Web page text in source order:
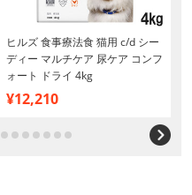
ヒルズ 食事療法食 猫用 c/d シー
ディー マルチケア 尿ケア コンフ
ォート ドライ 4kg
¥12,210